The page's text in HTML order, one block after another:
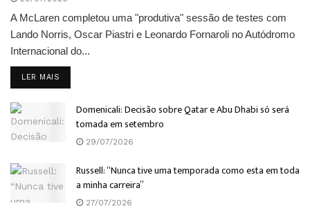
A McLaren completou uma "produtiva" sessão de testes com
Lando Norris, Oscar Piastri e Leonardo Fornaroli no Autódromo
Internacional do...
LER MAIS
Domenicali: Decisão sobre Qatar e Abu Dhabi só será
tomada em setembro
29/07/2026
Russell: “Nunca tive uma temporada como esta em toda
a minha carreira”
27/07/2026